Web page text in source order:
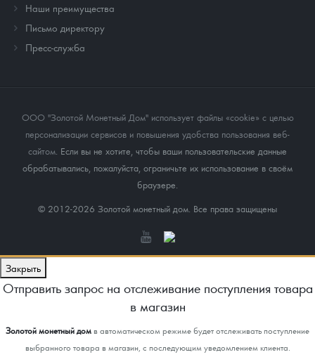
Наши преимущества
Письмо директору
Пресс-служба
ООО "Золотой Монетный Дом" использует файлы «cookie» с целью
персонализации сервисов и повышения удобства пользования веб-
сайтом . Если вы не хотите, чтобы ваши пользовательские данные
обрабатывались, пожалуйста, ограничьте их использование в своём
браузере.
© 2012-2026 Золотой монетный дом. Все права защищены
Закрыть
Отправить запрос на отслеживание поступления товара
в магазин
Золотой монетный домв автоматическом режиме будет отслеживать поступление
выбранного товара в магазин, с последующим уведомлением клиента.